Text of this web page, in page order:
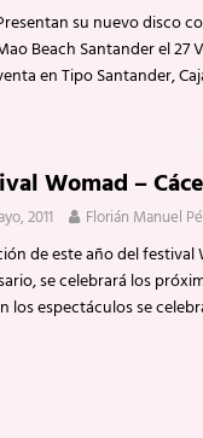
su nuevo disco
Beach Santander el 27
en Tipo Santander,
Womad –
2011 Florián Manuel
de este año del festival
se celebrará los
los espectáculos se